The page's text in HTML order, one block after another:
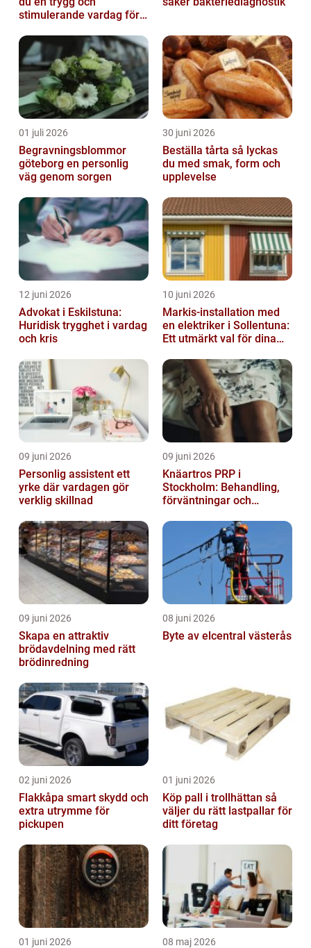
stimulerande vardag för
01 juli 2026
Begravningsblommor
göteborg en personlig
väg genom sorgen
30 juni 2026
Beställa tårta så lyckas
du med smak, form och
upplevelse
12 juni 2026
Advokat i Eskilstuna:
Huridisk trygghet i vardag
och kris
10 juni 2026
Markis-installation med
en elektriker i Sollentuna:
Ett utmärkt val för dina
09 juni 2026
Personlig assistent ett
yrke där vardagen gör
verklig skillnad
09 juni 2026
Knäartros PRP i
Stockholm: Behandling,
förväntningar och
09 juni 2026
Skapa en attraktiv
brödavdelning med rätt
brödinredning
08 juni 2026
Byte av elcentral västerås
02 juni 2026
Flakkåpa smart skydd och
extra utrymme för
pickupen
01 juni 2026
Köp pall i trollhättan så
väljer du rätt lastpallar för
ditt företag
01 juni 2026 08 maj 2026